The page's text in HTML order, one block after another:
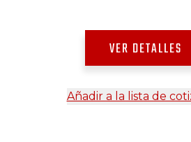
VER DETALLES
Añadir a la lista de